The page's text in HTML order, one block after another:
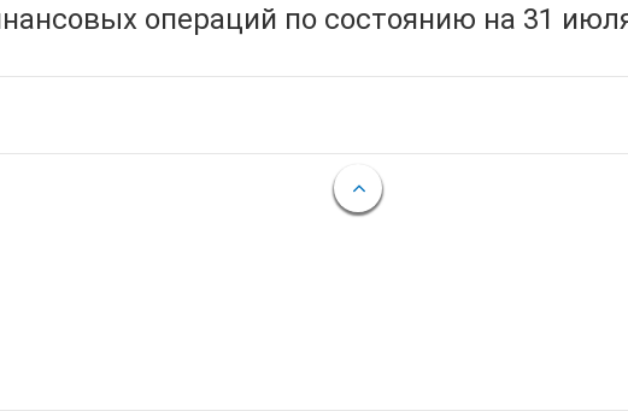
операций по состоянию на 31